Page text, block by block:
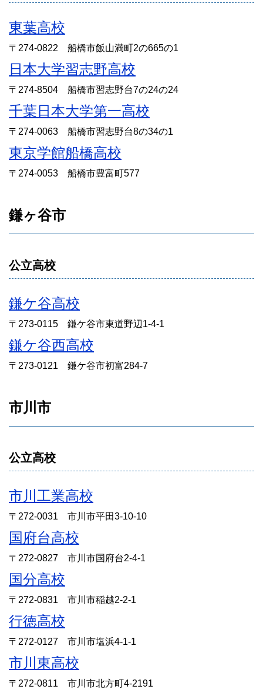
東葉高校
〒274-0822 船橋市飯山満町2の665の1
日本大学習志野高校
〒274-8504 船橋市習志野台7の24の24
千葉日本大学第一高校
〒274-0063 船橋市習志野台8の34の1
東京学館船橋高校
〒274-0053 船橋市豊富町577
鎌ヶ谷市
公立高校
鎌ケ谷高校
〒273-0115 鎌ケ谷市東道野辺1-4-1
鎌ケ谷西高校
〒273-0121 鎌ケ谷市初富284-7
市川市
公立高校
市川工業高校
〒272-0031 市川市平田3-10-10
国府台高校
〒272-0827 市川市国府台2-4-1
国分高校
〒272-0831 市川市稲越2-2-1
行徳高校
〒272-0127 市川市塩浜4-1-1
市川東高校
〒272-0811 市川市北方町4-2191